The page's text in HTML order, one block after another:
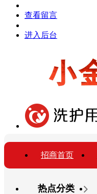
查看留言
进入后台
招商首页
热点分类